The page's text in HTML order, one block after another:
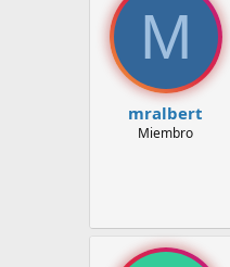
M
mralbert
Miembro